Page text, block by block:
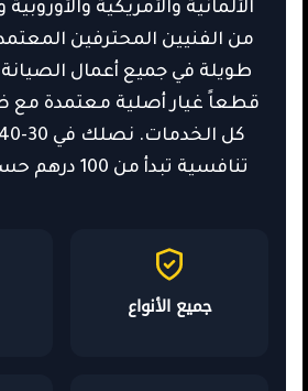
الألمانية والأمريكية والأوروبية
من الفنيين المحترفين
طويلة في جميع أعمال
قطعاً غيار أصلية معتمدة
تنافسية تبدأ من 100 درهم حسب نوع الخدمة.
جميع الأنواع